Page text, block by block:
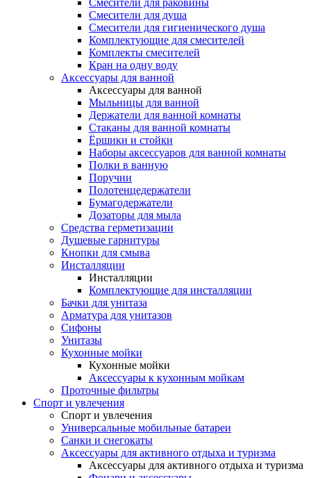
Смесители для раковины
Смесители для душа
Смесители для гигиенического душа
Комплектующие для смесителей
Комплекты смесителей
Кран на одну воду
Аксессуары для ванной
Аксессуары для ванной
Мыльницы для ванной
Держатели для ванной комнаты
Стаканы для ванной комнаты
Ёршики и стойки
Наборы аксессуаров для ванной комнаты
Полки в ванную
Поручни
Полотенцедержатели
Бумагодержатели
Дозаторы для мыла
Средства герметизации
Душевые гарнитуры
Кнопки для смыва
Инсталляции
Инсталляции
Комплектующие для инсталляции
Бачки для унитаза
Арматура для унитазов
Сифоны
Унитазы
Кухонные мойки
Кухонные мойки
Аксессуары к кухонным мойкам
Проточные фильтры
Спорт и увлечения
Спорт и увлечения
Универсальные мобильные батареи
Санки и снегокаты
Аксессуары для активного отдыха и туризма
Аксессуары для активного отдыха и туризма